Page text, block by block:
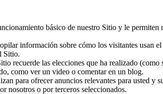
básico de nuestro Sitio y le
información sobre cómo los visitantes usan
Sitio.
recuerde las elecciones que ha realizado
como ver un video o comentar en un blog.
para ofrecer anuncios relevantes para usted y
nosotros o por terceros seleccionados.